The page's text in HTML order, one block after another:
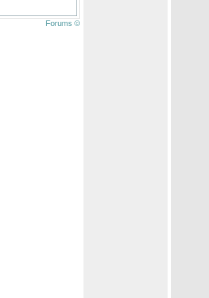
Forums ©